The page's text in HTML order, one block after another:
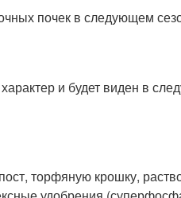
почек в следующем
и будет виден в
торфяную крошку,